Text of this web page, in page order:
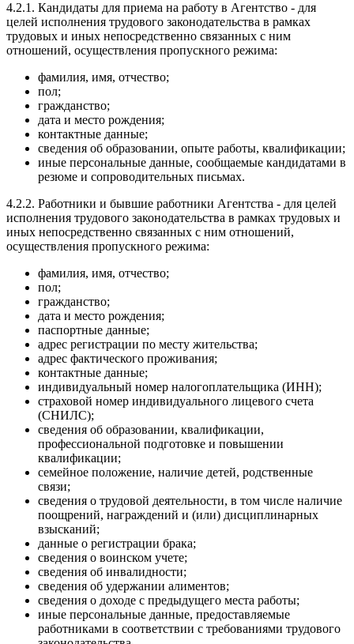
4.2.1. Кандидаты для приема на работу в Агентство - для
целей исполнения трудового законодательства в рамках
трудовых и иных непосредственно связанных с ним
отношений, осуществления пропускного режима:
фамилия, имя, отчество;
пол;
гражданство;
дата и место рождения;
контактные данные;
сведения об образовании, опыте работы, квалификации;
иные персональные данные, сообщаемые кандидатами в
резюме и сопроводительных письмах.
4.2.2. Работники и бывшие работники Агентства - для целей
исполнения трудового законодательства в рамках трудовых и
иных непосредственно связанных с ним отношений,
осуществления пропускного режима:
фамилия, имя, отчество;
пол;
гражданство;
дата и место рождения;
паспортные данные;
адрес регистрации по месту жительства;
адрес фактического проживания;
контактные данные;
индивидуальный номер налогоплательщика (ИНН);
страховой номер индивидуального лицевого счета
(СНИЛС);
сведения об образовании, квалификации,
профессиональной подготовке и повышении
квалификации;
семейное положение, наличие детей, родственные
связи;
сведения о трудовой деятельности, в том числе наличие
поощрений, награждений и (или) дисциплинарных
взысканий;
данные о регистрации брака;
сведения о воинском учете;
сведения об инвалидности;
сведения об удержании алиментов;
сведения о доходе с предыдущего места работы;
иные персональные данные, предоставляемые
работниками в соответствии с требованиями трудового